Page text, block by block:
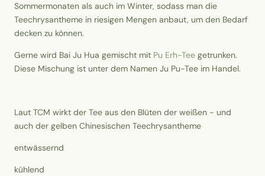
Sommermonaten als auch im Winter, sodass man die
Teechrysantheme in riesigen Mengen anbaut, um den Bedarf
decken zu können.
Gerne wird Bai Ju Hua gemischt mit Pu Erh-Tee getrunken.
Diese Mischung ist unter dem Namen Ju Pu-Tee im Handel.
Laut TCM wirkt der Tee aus den Blüten der weißen - und
auch der gelben Chinesischen Teechrysantheme
entwässernd
kühlend